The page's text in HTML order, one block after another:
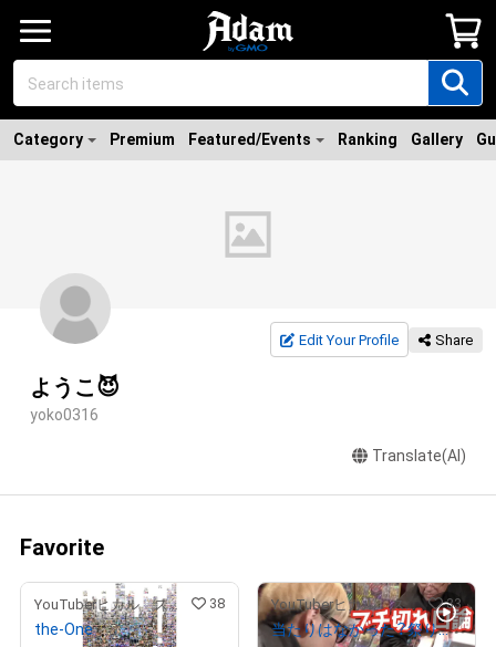
Category Premium Featured/Events Ranking Gallery
Edit Your Profile Share
ようこ😈
yoko0316
Translate(AI)
Favorite
YouTuberヒカル スペシャルコンテンツストア 38
the-One
YouTuberヒカル スペシャルコンテンツストア 33
当たりはなかった？祭りくじで悪事を働く一部始終をban覚悟で完全公開します